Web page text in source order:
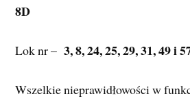
8D
Lok nr – 3, 8, 24, 25, 29, 31, 49 i
Wszelkie nieprawidłowości w